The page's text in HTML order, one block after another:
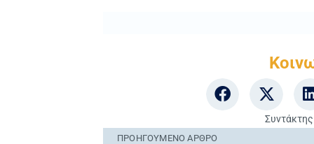
ΠΡΟΗΓΟΎΜΕΝO ΆΡΘΡΟ